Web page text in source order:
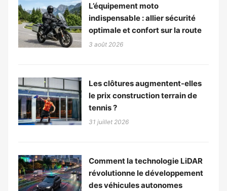
L’équipement moto
indispensable : allier sécurité
optimale et confort sur la route
3 août 2026
Les clôtures augmentent-elles
le prix construction terrain de
tennis ?
31 juillet 2026
Comment la technologie LiDAR
révolutionne le développement
des véhicules autonomes